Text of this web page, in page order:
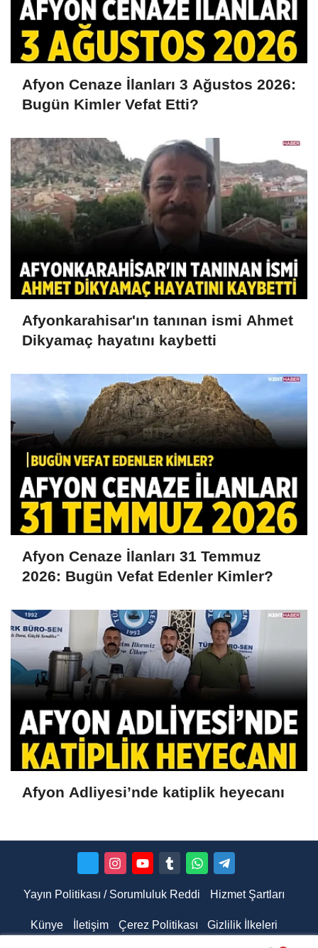
Afyon Cenaze İlanları 3 Ağustos 2026:
Bugün Kimler Vefat Etti?
Afyonkarahisar'ın tanınan ismi Ahmet
Dikyamaç hayatını kaybetti
Afyon Cenaze İlanları 31 Temmuz
2026: Bugün Vefat Edenler Kimler?
Afyon Adliyesi’nde katiplik heyecanı
Yayın Politikası / Sorumluluk Reddi Hizmet Şartları
Künye İletişim Çerez Politikası Gizlilik İlkeleri